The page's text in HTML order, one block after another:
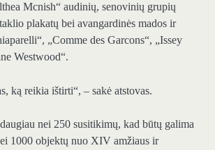
Mcnish“ audinių, senovinių grupių
plakatų bei avangardinės mados ir
„Comme des Garcons“, „Issey
Westwood“.
ką reikia ištirti“, – sakė atstovas.
nei 250 susitikimų, kad būtų galima
1000 objektų nuo XIV amžiaus ir